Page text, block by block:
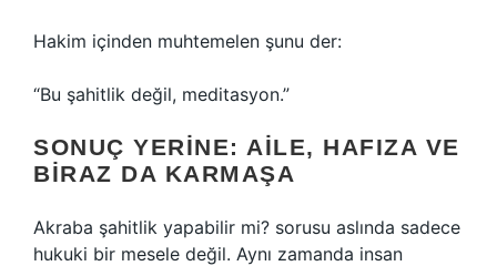
Hakim içinden muhtemelen şunu der:
“Bu şahitlik değil, meditasyon.”
SONUÇ YERINE: AILE, HAFIZA VE
BIRAZ DA KARMAŞA
Akraba şahitlik yapabilir mi? sorusu aslında sadece
hukuki bir mesele değil. Aynı zamanda insan